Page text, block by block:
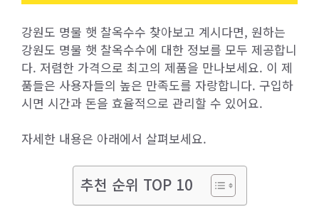
강원도 명물 햇 찰옥수수 찾아보고 계시다면, 원하는
강원도 명물 햇 찰옥수수에 대한 정보를 모두 제공합니
다. 저렴한 가격으로 최고의 제품을 만나보세요. 이 제
품들은 사용자들의 높은 만족도를 자랑합니다. 구입하
시면 시간과 돈을 효율적으로 관리할 수 있어요.
자세한 내용은 아래에서 살펴보세요.
추천 순위 TOP 10